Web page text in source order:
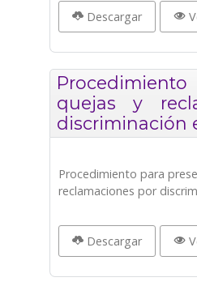
Descargar
quejas y
discriminación
Procedimiento para
reclamaciones por
Descargar